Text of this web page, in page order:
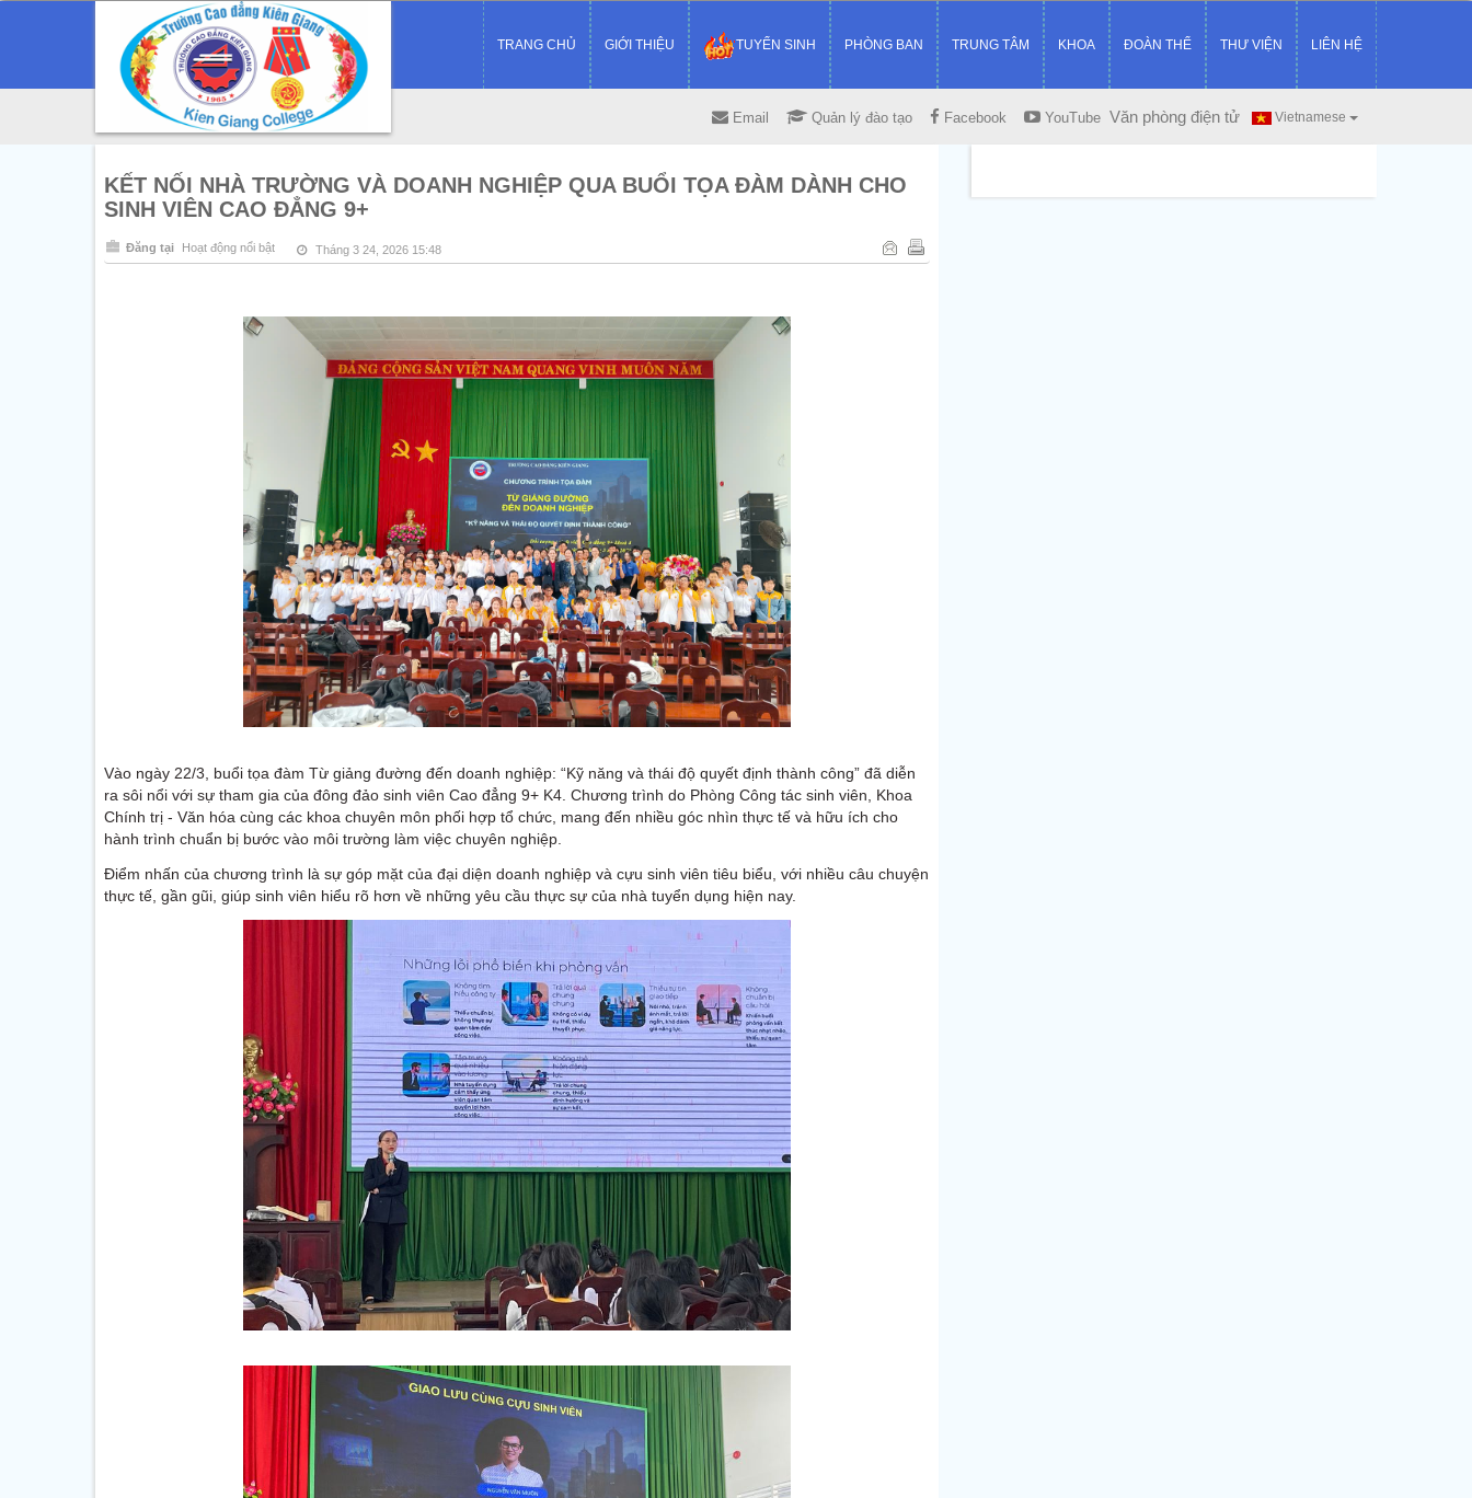
TRANG CHỦ GIỚI THIỆU TUYỂN SINH PHÒNG BAN TRUNG TÂM KHOA ĐOÀN THỂ THƯ VIỆN LIÊN HỆ
Vietnamese
Email Quản lý đào tạo Facebook YouTube Văn phòng điện tử
KẾT NỐI NHÀ TRƯỜNG VÀ DOANH NGHIỆP QUA BUỔI TỌA ĐÀM DÀNH CHO
SINH VIÊN CAO ĐẲNG 9+
Đăng tại Hoạt động nổi bật Tháng 3 24, 2026 15:48
Vào ngày 22/3, buổi tọa đàm Từ giảng đường đến doanh nghiệp: “Kỹ năng và thái độ quyết định thành công” đã diễn
ra sôi nổi với sự tham gia của đông đảo sinh viên Cao đẳng 9+ K4. Chương trình do Phòng Công tác sinh viên, Khoa
Chính trị - Văn hóa cùng các khoa chuyên môn phối hợp tổ chức, mang đến nhiều góc nhìn thực tế và hữu ích cho
hành trình chuẩn bị bước vào môi trường làm việc chuyên nghiệp.
Điểm nhấn của chương trình là sự góp mặt của đại diện doanh nghiệp và cựu sinh viên tiêu biểu, với nhiều câu chuyện
thực tế, gần gũi, giúp sinh viên hiểu rõ hơn về những yêu cầu thực sự của nhà tuyển dụng hiện nay.